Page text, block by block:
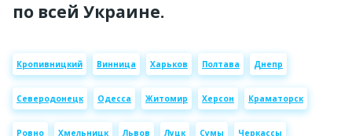
по всей Украине.
Кропивницкий Винница Харьков Полтава Днепр
Северодонецк Одесса Житомир Херсон Краматорск
Ровно Хмельницк Львов Луцк Сумы Черкассы